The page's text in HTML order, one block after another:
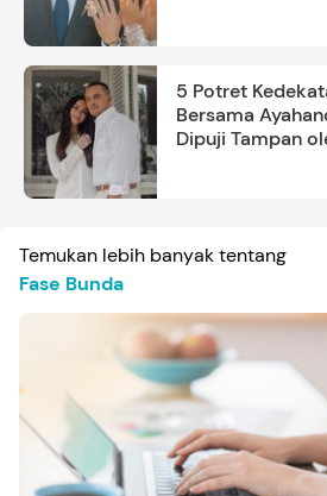
5 Potret
Bersama
Dipuji Tampan
Temukan lebih banyak tentang
Fase Bunda